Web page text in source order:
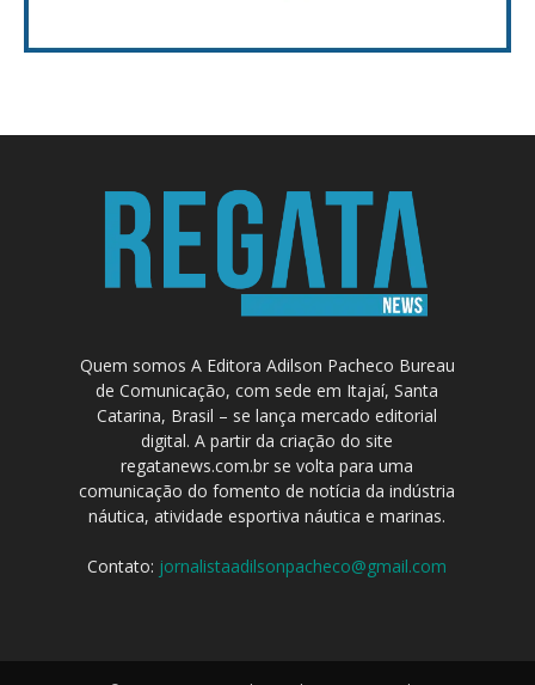
Quem somos A Editora Adilson Pacheco Bureau
de Comunicação, com sede em Itajaí, Santa
Catarina, Brasil – se lança mercado editorial
digital. A partir da criação do site
regatanews.com.br se volta para uma
comunicação do fomento de notícia da indústria
náutica, atividade esportiva náutica e marinas.
Contato: jornalistaadilsonpacheco@gmail.com